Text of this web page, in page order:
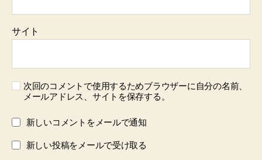
サイト
次回のコメントで使用するためブラウザーに自分の名前、
メールアドレス、サイトを保存する。
新しいコメントをメールで通知
新しい投稿をメールで受け取る